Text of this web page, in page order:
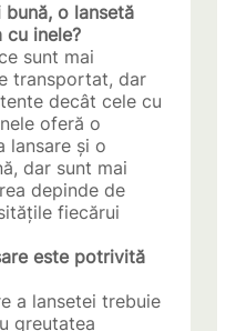
bună, o lansetă
cu inele?
sunt mai
transportat, dar
decât cele cu
oferă o
lansare și o
dar sunt mai
depinde de
fiecărui
este potrivită
a lansetei trebuie
greutatea